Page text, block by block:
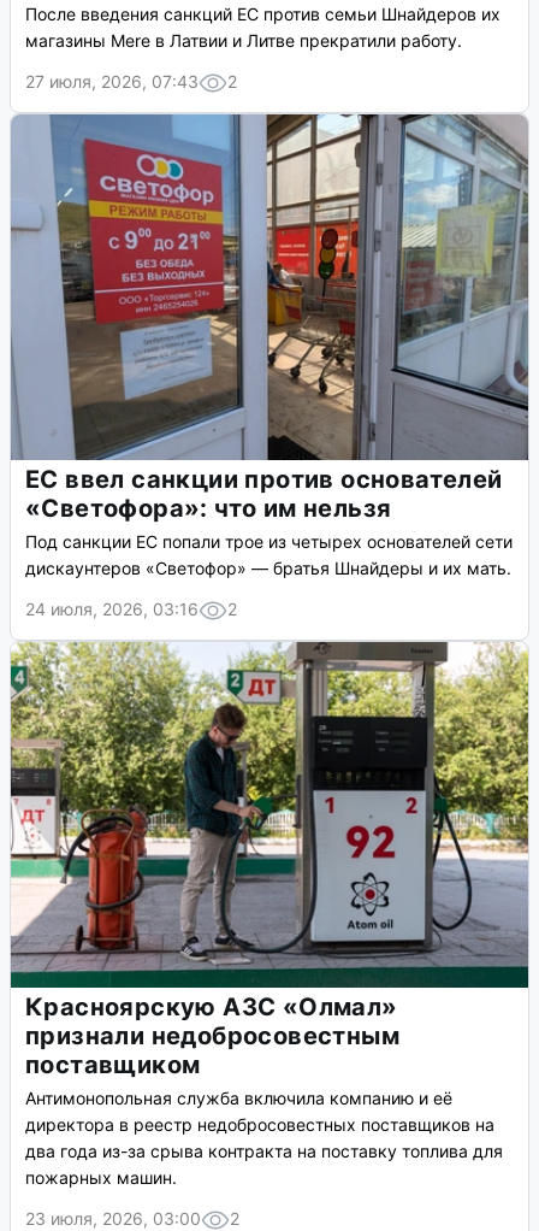
После введения санкций ЕС против семьи Шнайдеров их
магазины Mere в Латвии и Литве прекратили работу.
27 июля, 2026, 07:43
2
ЕС ввел санкции против основателей
«Светофора»: что им нельзя
Под санкции ЕС попали трое из четырех основателей сети
дискаунтеров «Светофор» — братья Шнайдеры и их мать.
24 июля, 2026, 03:16
2
Красноярскую АЗС «Олмал»
признали недобросовестным
поставщиком
Антимонопольная служба включила компанию и её
директора в реестр недобросовестных поставщиков на
два года из-за срыва контракта на поставку топлива для
пожарных машин.
23 июля, 2026, 03:00
2